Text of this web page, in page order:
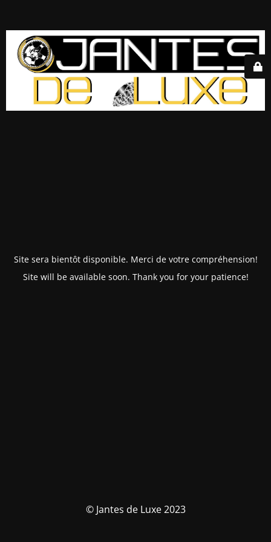
Site sera bientôt disponible. Merci de votre compréhension!
Site will be available soon. Thank you for your patience!
© Jantes de Luxe 2023